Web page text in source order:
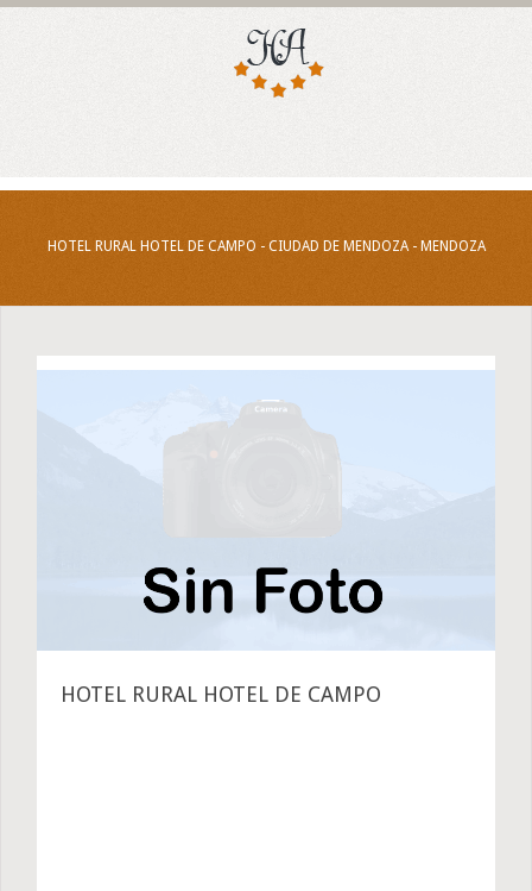
HOTEL RURAL HOTEL DE CAMPO - CIUDAD DE MENDOZA - MENDOZA
HOTEL RURAL HOTEL DE CAMPO